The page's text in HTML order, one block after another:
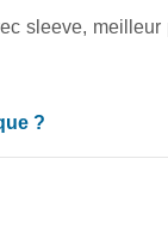
sleeve,
?